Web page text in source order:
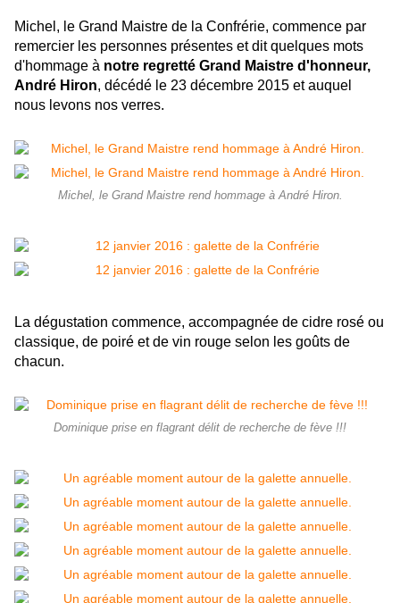
Michel, le Grand Maistre de la Confrérie, commence par
remercier les personnes présentes et dit quelques mots
d'hommage à notre regretté Grand Maistre d'honneur,
André Hiron, décédé le 23 décembre 2015 et auquel
nous levons nos verres.
Michel, le Grand Maistre rend hommage à André Hiron.
La dégustation commence, accompagnée de cidre rosé ou
classique, de poiré et de vin rouge selon les goûts de
chacun.
Dominique prise en flagrant délit de recherche de fève !!!